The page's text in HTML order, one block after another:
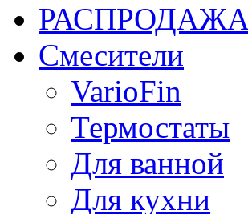
РАСПРОДАЖА
Смесители
VarioFin
Термостаты
Для ванной
Для кухни